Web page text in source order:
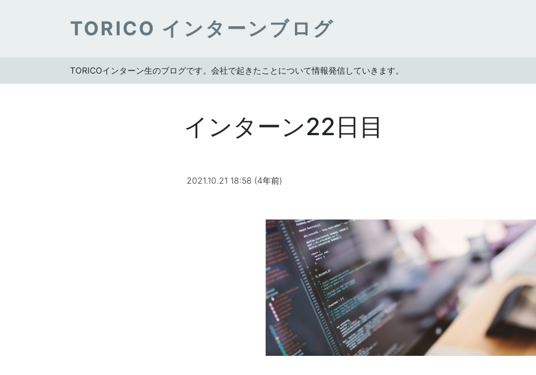
TORICO インターンブログ
TORICOインターン生のブログです。会社で起きたことについて情報発信していきます。
インターン22日目
2021.10.21 18:58 (4年前)